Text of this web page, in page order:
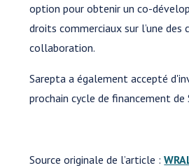
option pour obtenir un co-
droits commerciaux sur l’une des
collaboration.
Sarepta a également accepté
prochain cycle de financement de
Source originale de l’article :